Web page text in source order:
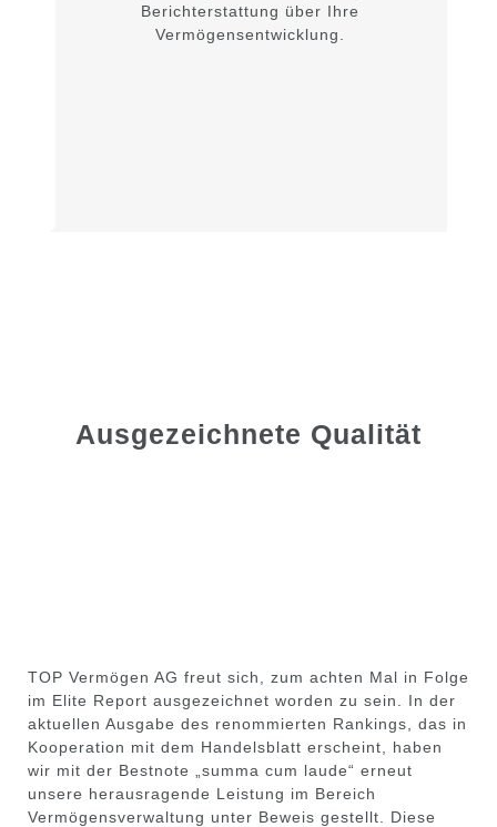
Berichterstattung über Ihre
Vermögensentwicklung.
Ausgezeichnete Qualität
TOP Vermögen AG freut sich, zum achten Mal in Folge
im Elite Report ausgezeichnet worden zu sein. In der
aktuellen Ausgabe des renommierten Rankings, das in
Kooperation mit dem Handelsblatt erscheint, haben
wir mit der Bestnote „summa cum laude“ erneut
unsere herausragende Leistung im Bereich
Vermögensverwaltung unter Beweis gestellt. Diese